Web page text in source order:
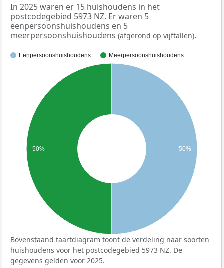
In 2025 waren er 15 huishoudens in het
postcodegebied 5973 NZ. Er waren 5
eenpersoonshuishoudens en 5
meerpersoonshuishoudens (afgerond op vijftallen).
Eenpersoonshuishoudens Meerpersoonshuishoudens
50% 50%
Bovenstaand taartdiagram toont de verdeling naar soorten
huishoudens voor het postcodegebied 5973 NZ. De
gegevens gelden voor 2025.